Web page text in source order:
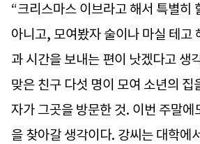
“크리스마스 이브라고 해서 특별히
아니고, 모여봤자 술이나 마실 테고
과 시간을 보내는 편이 낫겠다고 생
맞은 친구 다섯 명이 모여 소년의 집
자가 그곳을 방문한 것. 이번 주말에
을 찾아갈 생각이다. 강씨는 대학에